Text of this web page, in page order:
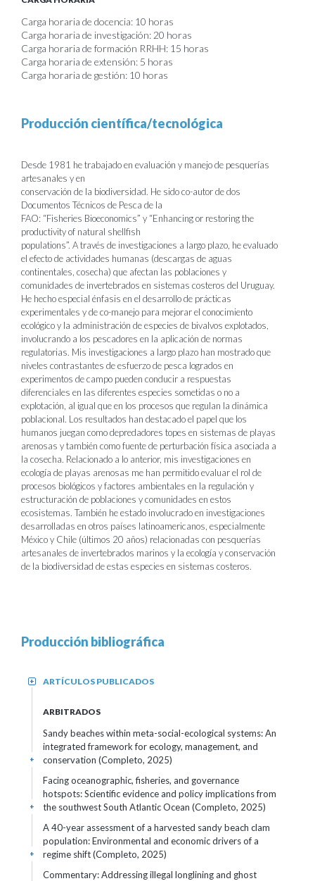
Carga horaria de docencia: 10 horas
Carga horaria de investigación: 20 horas
Carga horaria de formación RRHH: 15 horas
Carga horaria de extensión: 5 horas
Carga horaria de gestión: 10 horas
Producción científica/tecnológica
Desde 1981 he trabajado en evaluación y manejo de pesquerías
artesanales y en
conservación de la biodiversidad. He sido co-autor de dos
Documentos Técnicos de Pesca de la
FAO: “Fisheries Bioeconomics” y “Enhancing or restoring the
productivity of natural shellfish
populations”. A través de investigaciones a largo plazo, he evaluado
el efecto de actividades humanas (descargas de aguas
continentales, cosecha) que afectan las poblaciones y
comunidades de invertebrados en sistemas costeros del Uruguay.
He hecho especial énfasis en el desarrollo de prácticas
experimentales y de co-manejo para mejorar el conocimiento
ecológico y la administración de especies de bivalvos explotados,
involucrando a los pescadores en la aplicación de normas
regulatorias. Mis investigaciones a largo plazo han mostrado que
niveles contrastantes de esfuerzo de pesca logrados en
experimentos de campo pueden conducir a respuestas
diferenciales en las diferentes especies sometidas o no a
explotación, al igual que en los procesos que regulan la dinámica
poblacional. Los resultados han destacado el papel que los
humanos juegan como depredadores topes en sistemas de playas
arenosas y también como fuente de perturbación física asociada a
la cosecha. Relacionado a lo anterior, mis investigaciones en
ecología de playas arenosas me han permitido evaluar el rol de
procesos biológicos y factores ambientales en la regulación y
estructuración de poblaciones y comunidades en estos
ecosistemas. También he estado involucrado en investigaciones
desarrolladas en otros países latinoamericanos, especialmente
México y Chile (últimos 20 años) relacionadas con pesquerías
artesanales de invertebrados marinos y la ecología y conservación
de la biodiversidad de estas especies en sistemas costeros.
Producción bibliográfica
ARTÍCULOS PUBLICADOS
+
ARBITRADOS
Sandy beaches within meta-social-ecological systems: An
integrated framework for ecology, management, and
conservation (Completo, 2025)
+
Facing oceanographic, fisheries, and governance
hotspots: Scientific evidence and policy implications from
the southwest South Atlantic Ocean (Completo, 2025)
+
A 40-year assessment of a harvested sandy beach clam
population: Environmental and economic drivers of a
regime shift (Completo, 2025)
+
Commentary: Addressing illegal longlining and ghost